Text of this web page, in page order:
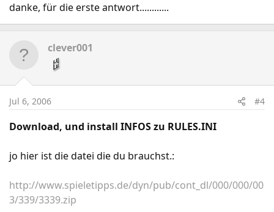
danke, für die erste antwort............
clever001
Jul 6, 2006 #4
Download, und install INFOS zu RULES.INI
jo hier ist die datei die du brauchst.:
http://www.spieletipps.de/dyn/pub/cont_dl/000/000/00
3/339/3339.zip